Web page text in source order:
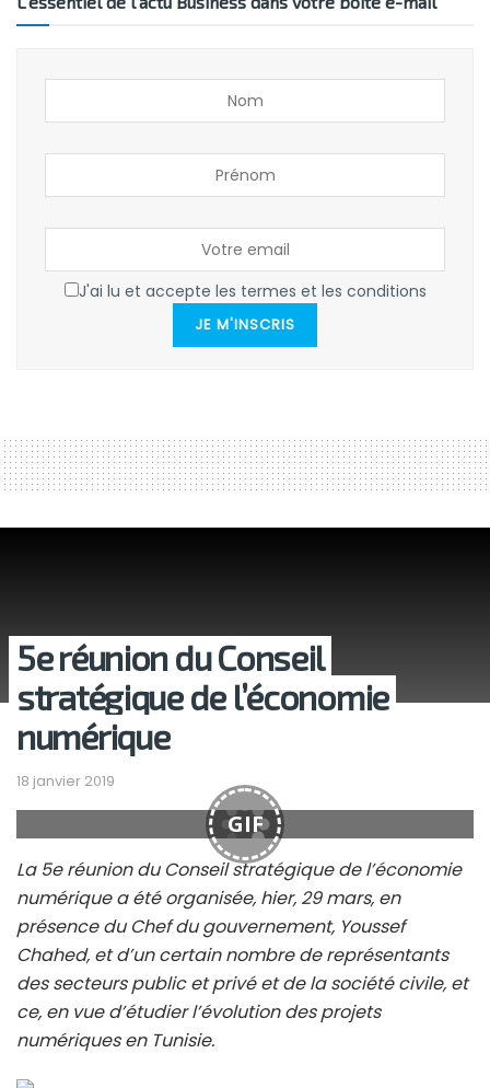
J'ai lu et accepte les termes et les conditions
JE M'INSCRIS
5e réunion du Conseil
stratégique de l’économie
numérique
18 janvier 2019
GIF
La 5e réunion du Conseil stratégique de l’économie
numérique a été organisée, hier, 29 mars, en
présence du Chef du gouvernement, Youssef
Chahed, et d’un certain nombre de représentants
des secteurs public et privé et de la société civile, et
ce, en vue d’étudier l’évolution des projets
numériques en Tunisie.